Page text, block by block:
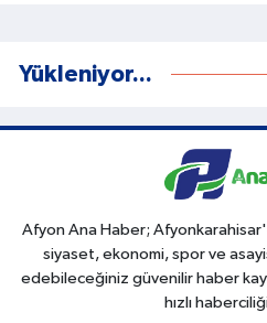
Yükleniyor...
Afyon Ana Haber;
siyaset, ekonomi, spor ve
edebileceğiniz güvenilir haber
hızlı